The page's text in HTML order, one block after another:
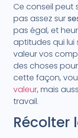
Ce conseil peut
pas assez sur
pas égal, et
aptitudes qui lui
valeur vos
des choses pour
cette façon,
valeur, mais
travail.
Récolter